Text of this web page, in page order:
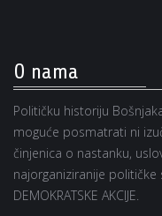
O nama
Političku historiju
moguće posmatrati ni
činjenica o nastanku,
najorganiziranije političke
DEMOKRATSKE AKCIJE.